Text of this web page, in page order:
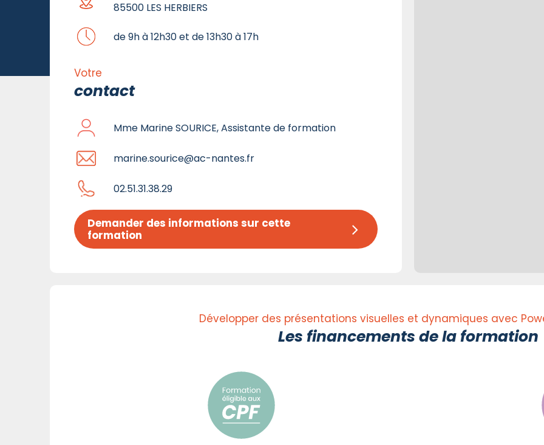
85500 LES HERBIERS
de 9h à 12h30 et de 13h30 à 17h
Votre
contact
Mme Marine SOURICE, Assistante de formation
marine.sourice@ac-nantes.fr
02.51.31.38.29
Demander des informations sur cette
formation
Développer des présentations visuelles et dynamiques avec
Les financements de la formation